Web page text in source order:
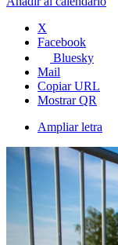
X
Facebook
Bluesky
Mail
Copiar URL
Mostrar QR
Ampliar letra